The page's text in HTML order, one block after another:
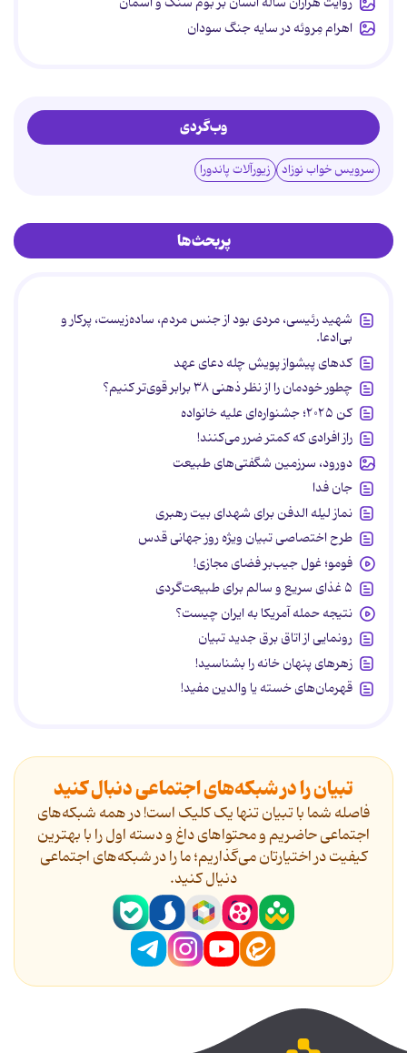
اهرام مِروئه در سایه جنگ سودان
وب‌گردی
سرویس خواب نوزاد زیورآلات پاندورا
پربحث‌ها
شهید رئیسی، مردی بود از جنس مردم، ساده‌زیست، پرکار و
بی‌ادعا.
کدهای پیشواز پویش چله دعای عهد
چطور خودمان را از نظر ذهنی ۳۸ برابر قوی‌تر کنیم؟
کن ۲۰۲۵؛ جشنواره‌ای علیه خانواده
راز افرادی که کمتر ضرر می‌کنند!
دورود، سرزمین شگفتی‌های طبیعت
جان فدا
نماز لیله الدفن برای شهدای بیت رهبری
طرح اختصاصی تبیان ویژه روز جهانی قدس
فومو؛ غول جیب‌بر فضای مجازی!
۵ غذای سریع و سالم برای طبیعت‌گردی
نتیجه حمله آمریکا به ایران چیست؟
رونمایی از اتاق برق جدید تبیان
زهرهای پنهان خانه را بشناسید!
قهرمان‌های خسته یا والدین مفید!
تبیان را در شبکه‌های اجتماعی دنبال کنید
فاصله شما با تبیان تنها یک کلیک است! در همه شبکه‌های
اجتماعی حاضریم و محتواهای داغ و دسته اول را با بهترین
کیفیت در اختیارتان می‌گذاریم؛ ما را در شبکه‌های اجتماعی
دنیال کنید.